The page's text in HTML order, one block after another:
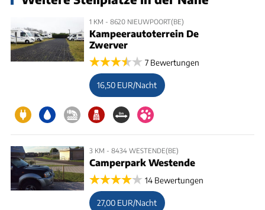
1 KM - 8620 NIEUWPOORT(BE)
Kampeerautoterrein De
Zwerver
7 Bewertungen
16,50 EUR/Nacht
3 KM - 8434 WESTENDE(BE)
Camperpark Westende
14 Bewertungen
27,00 EUR/Nacht